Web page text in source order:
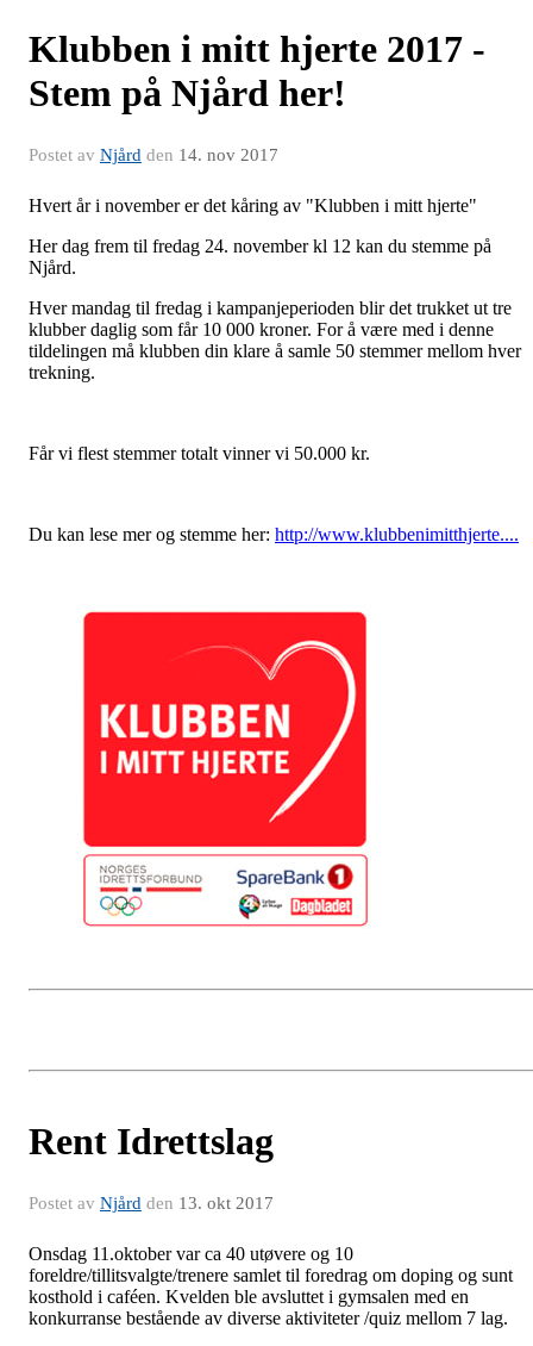
Klubben i mitt hjerte 2017 -
Stem på Njård her!
Postet av Njård den 14. nov 2017
Hvert år i november er det kåring av "Klubben i mitt hjerte"
Her dag frem til fredag 24. november kl 12 kan du stemme på
Njård.
Hver mandag til fredag i kampanjeperioden blir det trukket ut tre
klubber daglig som får 10 000 kroner. For å være med i denne
tildelingen må klubben din klare å samle 50 stemmer mellom hver
trekning.
Får vi flest stemmer totalt vinner vi 50.000 kr.
Du kan lese mer og stemme her: http://www.klubbenimitthjerte....
Rent Idrettslag
Postet av Njård den 13. okt 2017
Onsdag 11.oktober var ca 40 utøvere og 10
foreldre/tillitsvalgte/trenere samlet til foredrag om doping og sunt
kosthold i caféen. Kvelden ble avsluttet i gymsalen med en
konkurranse bestående av diverse aktiviteter /quiz mellom 7 lag.